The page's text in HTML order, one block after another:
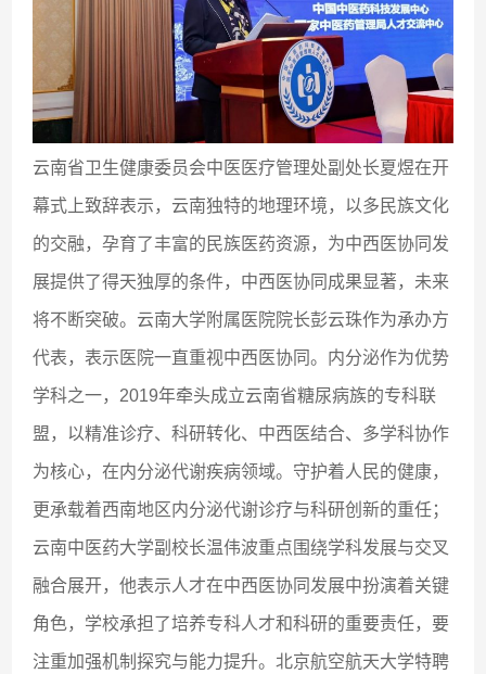
云南省卫生健康委员会中医医疗管理处副处长夏煜在开
幕式上致辞表示，云南独特的地理环境，以多民族文化
的交融，孕育了丰富的民族医药资源，为中西医协同发
展提供了得天独厚的条件，中西医协同成果显著，未来
将不断突破。云南大学附属医院院长彭云珠作为承办方
代表，表示医院一直重视中西医协同。内分泌作为优势
学科之一，2019年牵头成立云南省糖尿病族的专科联
盟，以精准诊疗、科研转化、中西医结合、多学科协作
为核心，在内分泌代谢疾病领域。守护着人民的健康，
更承载着西南地区内分泌代谢诊疗与科研创新的重任；
云南中医药大学副校长温伟波重点围绕学科发展与交叉
融合展开，他表示人才在中西医协同发展中扮演着关键
角色，学校承担了培养专科人才和科研的重要责任，要
注重加强机制探究与能力提升。北京航空航天大学特聘